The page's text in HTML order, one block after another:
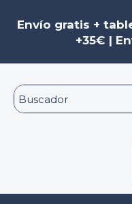
Envío gratis +
+35€ |